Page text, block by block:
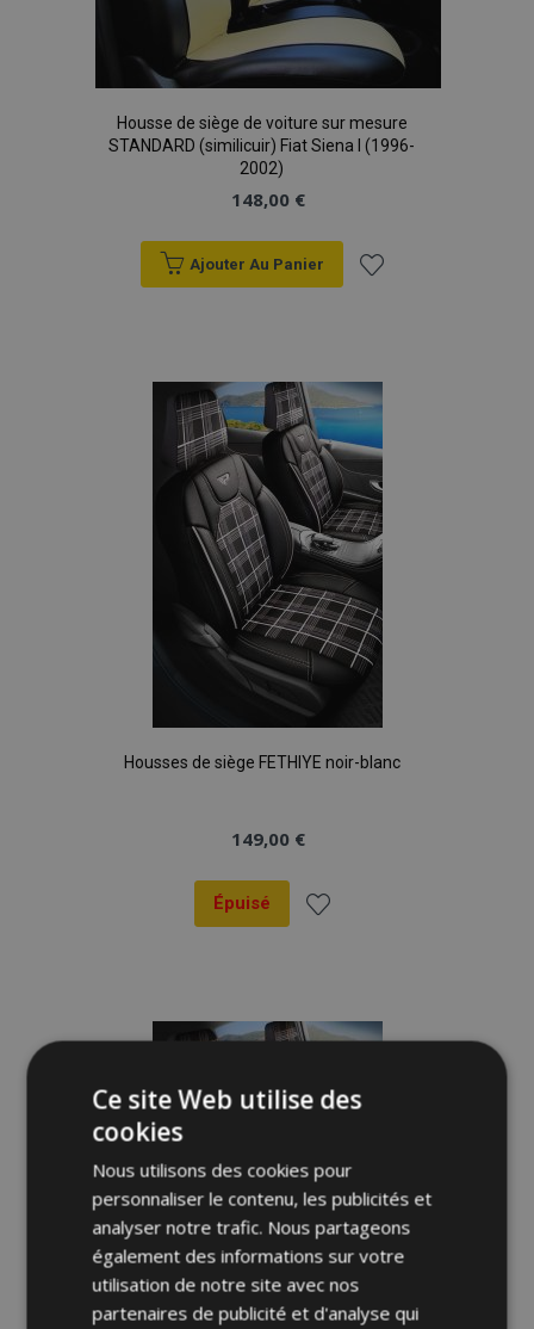
Housse de siège de voiture sur mesure
STANDARD (similicuir) Fiat Siena I (1996-
2002)
148,00 €
Ajouter Au Panier
liste
d'achats
Housses de siège FETHIYE noir-blanc
149,00 €
Épuisé
liste
d'achats
Ce site Web utilise des
cookies
Nous utilisons des cookies pour
personnaliser le contenu, les publicités et
analyser notre trafic. Nous partageons
également des informations sur votre
utilisation de notre site avec nos
partenaires de publicité et d'analyse qui